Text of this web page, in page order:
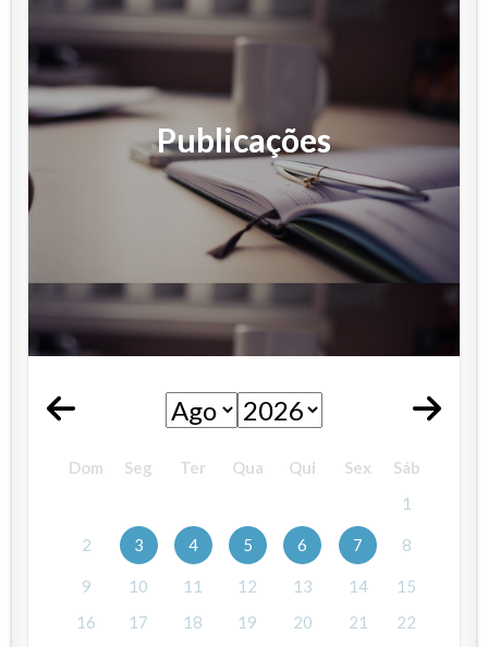
Publicações
Dom Seg Ter Qua Qui Sex
Sáb
1
2 3 4 5 6 7 8
9 10 11 12 13 14
15
16
17 18 19 20 21
22